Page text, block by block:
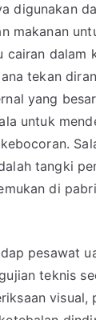
digunakan
makanan
cairan dalam
tekan
yang
untuk
tangki
di
pesawat
teknis
visual,